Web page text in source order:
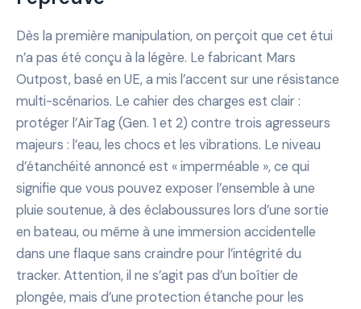
Dès la première manipulation, on perçoit que cet étui
n’a pas été conçu à la légère. Le fabricant Mars
Outpost, basé en UE, a mis l’accent sur une résistance
multi-scénarios. Le cahier des charges est clair :
protéger l’AirTag (Gen. 1 et 2) contre trois agresseurs
majeurs : l’eau, les chocs et les vibrations. Le niveau
d’étanchéité annoncé est « imperméable », ce qui
signifie que vous pouvez exposer l’ensemble à une
pluie soutenue, à des éclaboussures lors d’une sortie
en bateau, ou même à une immersion accidentelle
dans une flaque sans craindre pour l’intégrité du
tracker. Attention, il ne s’agit pas d’un boîtier de
plongée, mais d’une protection étanche pour les